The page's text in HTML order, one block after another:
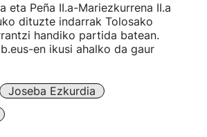
eta Peña II.a-Mariezkurrena II.a
dituzte indarrak Tolosako
handiko partida batean.
en ikusi ahalko da gaur
Joseba Ezkurdia